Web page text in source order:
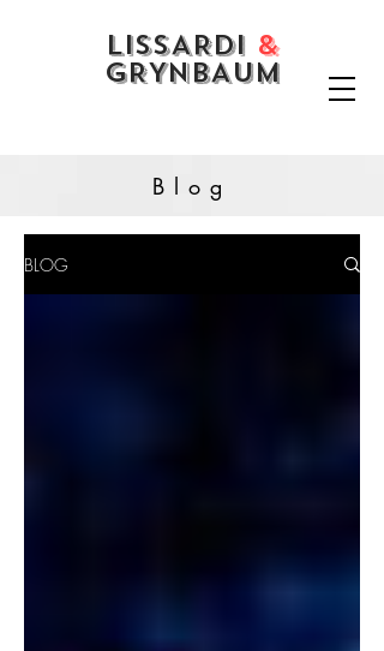
LISSARDI &
GRYNBAUM
Blog
BLOG